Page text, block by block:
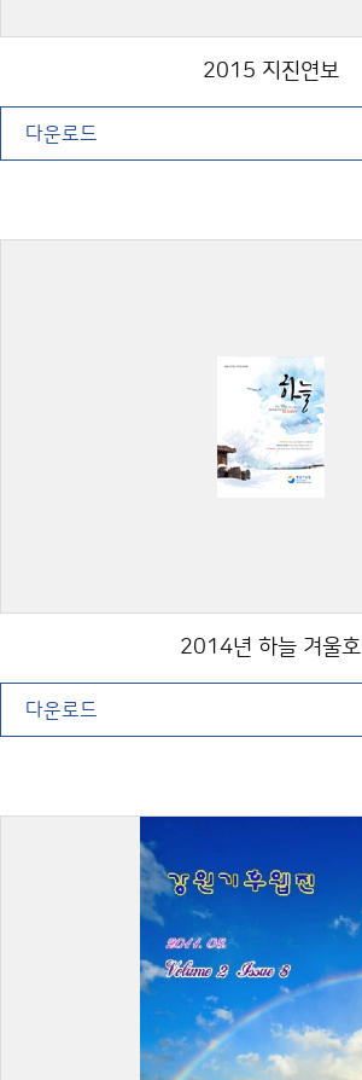
2015 지진연보
다운로드
2014년 하늘 겨울호
다운로드